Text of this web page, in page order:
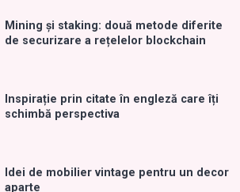
Mining și staking: două metode diferite
de securizare a rețelelor blockchain
Inspirație prin citate în engleză care îți
schimbă perspectiva
Idei de mobilier vintage pentru un decor
aparte